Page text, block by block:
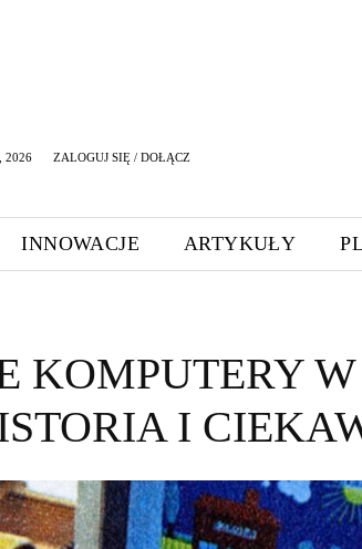
2026 ZALOGUJ SIĘ / DOŁĄCZ
INNOWACJE ARTYKUŁY PL
KOMPUTERY W
I